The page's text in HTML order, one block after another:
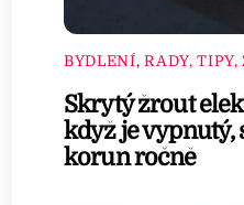
BYDLENÍ,RADY,
Skrytý žrout
když je vypnutý,
korun ročně